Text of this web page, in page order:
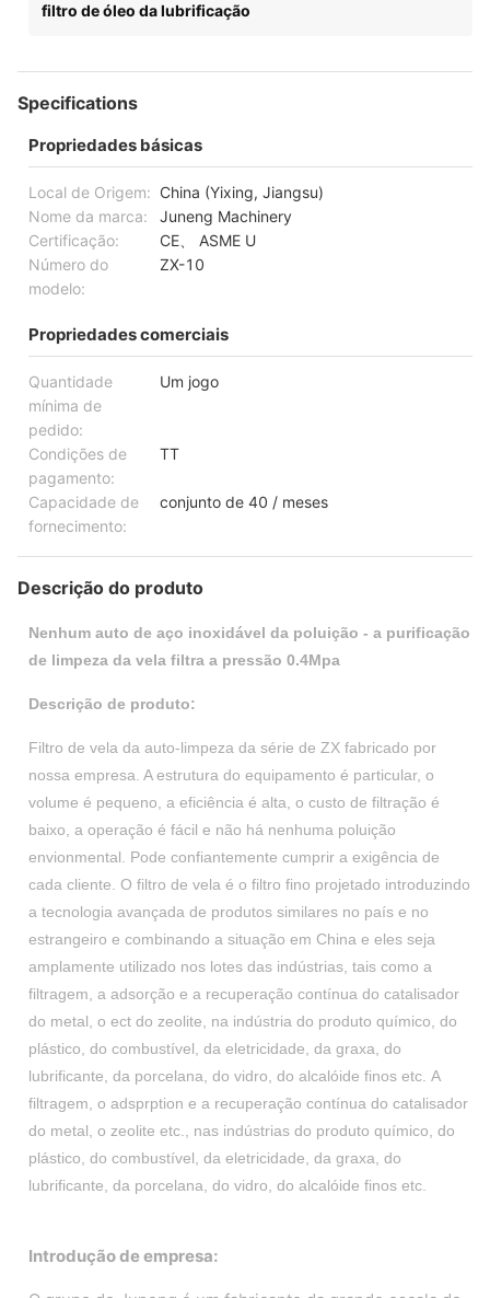
filtro de óleo da lubrificação
Specifications
Propriedades básicas
Local de Origem: China (Yixing, Jiangsu)
Nome da marca:
Juneng Machinery
Certificação:
CE、 ASME U
Número do
modelo:
ZX-10
Propriedades comerciais
Quantidade
mínima de
pedido:
Um jogo
Condições de
pagamento:
TT
Capacidade de
fornecimento:
conjunto de 40 / meses
Descrição do produto
Nenhum auto de aço inoxidável da poluição - a purificação
de limpeza da vela filtra a pressão 0.4Mpa
Descrição de produto:
Filtro de vela da auto-limpeza da série de ZX fabricado por
nossa empresa. A estrutura do equipamento é particular, o
volume é pequeno, a eficiência é alta, o custo de filtração é
baixo, a operação é fácil e não há nenhuma poluição
envionmental. Pode confiantemente cumprir a exigência de
cada cliente. O filtro de vela é o filtro fino projetado introduzindo
a tecnologia avançada de produtos similares no país e no
estrangeiro e combinando a situação em China e eles seja
amplamente utilizado nos lotes das indústrias, tais como a
filtragem, a adsorção e a recuperação contínua do catalisador
do metal, o ect do zeolite, na indústria do produto químico, do
plástico, do combustível, da eletricidade, da graxa, do
lubrificante, da porcelana, do vidro, do alcalóide finos etc. A
filtragem, o adsprption e a recuperação contínua do catalisador
do metal, o zeolite etc., nas indústrias do produto químico, do
plástico, do combustível, da eletricidade, da graxa, do
lubrificante, da porcelana, do vidro, do alcalóide finos etc.
Introdução de empresa: